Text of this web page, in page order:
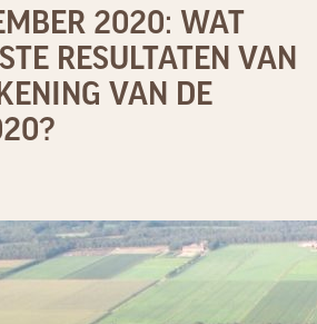
2020: WAT
RESULTATEN VAN
VAN DE